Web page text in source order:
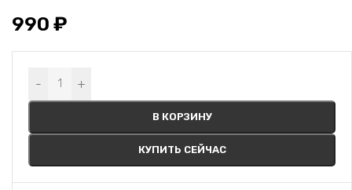
990 ₽
- +
В КОРЗИНУ
КУПИТЬ СЕЙЧАС
Alternative: